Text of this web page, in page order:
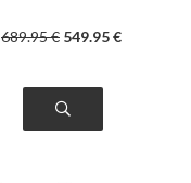
689.95€ 549.95€